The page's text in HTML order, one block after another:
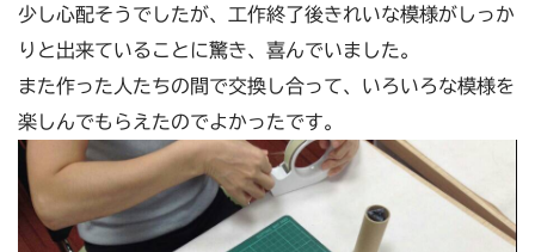
少し心配そうでしたが、工作終了後きれいな模様がしっか
りと出来ていることに驚き、喜んでいました。
また作った人たちの間で交換し合って、いろいろな模様を
楽しんでもらえたのでよかったです。